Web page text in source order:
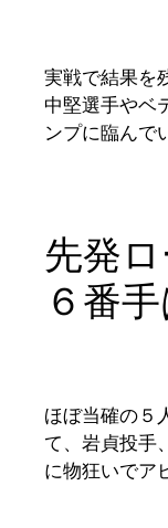
実戦で結果を
中堅選手やベ
ンプに臨んで
先発
６番
ほぼ当確の５
て、岩貞投手
に物狂いでア